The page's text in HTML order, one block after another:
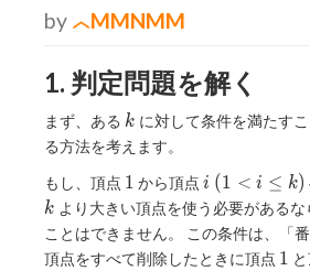
by MMNMM
1. 判定問題を解く
まず、ある k
k に対して条件を満たす
る方法を考えます。
もし、頂点 1
1 から頂点 i\
(1\lt
i\leq
k)
i (1 < i ≤ k)
k
k より大きい頂点を使う必要がある
ことはできません。 この条件は、「
頂点をすべて削除したときに頂点 1
1